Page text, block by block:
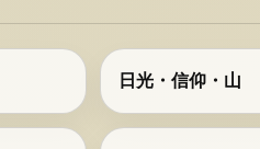
日光・信仰・山